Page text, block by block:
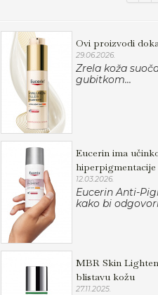
Ovi proizvodi
29.06.2026.
Zrela koža
gubitkom...
Eucerin ima
hiperpigmentacije
12.03.2026.
Eucerin Anti-
kako bi
MBR Skin
blistavu kožu
27.11.2025.